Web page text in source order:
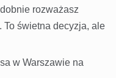
rozważasz
świetna decyzja, ale